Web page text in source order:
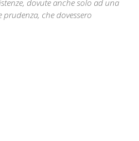
dovute anche solo ad una
che dovessero